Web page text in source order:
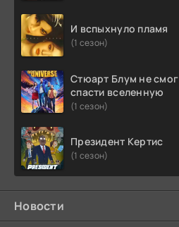
И вспыхнуло пламя
(1 сезон)
Стюарт Блум не смог
спасти вселенную
(1 сезон)
Президент Кертис
(1 сезон)
Новости